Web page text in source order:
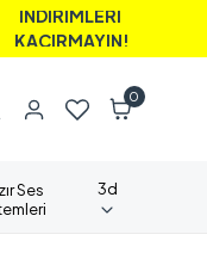
0
Ses
3d